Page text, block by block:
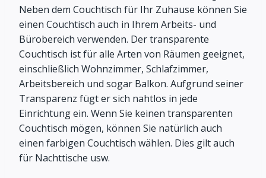
Neben dem Couchtisch für Ihr Zuhause können Sie
einen Couchtisch auch in Ihrem Arbeits- und
Bürobereich verwenden. Der transparente
Couchtisch ist für alle Arten von Räumen geeignet,
einschließlich Wohnzimmer, Schlafzimmer,
Arbeitsbereich und sogar Balkon. Aufgrund seiner
Transparenz fügt er sich nahtlos in jede
Einrichtung ein. Wenn Sie keinen transparenten
Couchtisch mögen, können Sie natürlich auch
einen farbigen Couchtisch wählen. Dies gilt auch
für Nachttische usw.